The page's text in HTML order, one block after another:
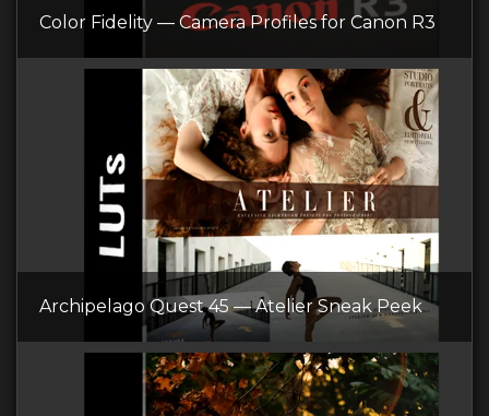
Color Fidelity — Camera Profiles for Canon R3
Archipelago Quest 45 — Atelier Sneak Peek